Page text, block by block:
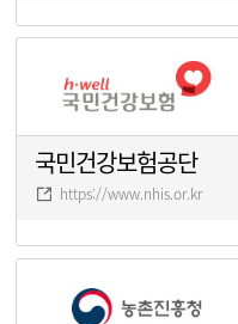
국민건강보험공단
https://www.nhis.or.kr